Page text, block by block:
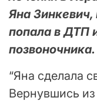
Яна
попала в ДТП
позвоночника.
“Яна сделала
Вернувшись